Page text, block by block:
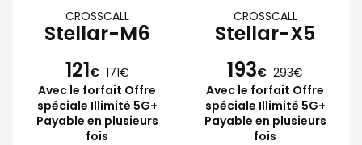
CROSSCALL
Stellar-M6
121€ 171
Avec le forfait Offre
spéciale Illimité 5G+
Payable en plusieurs
fois
CROSSCALL
Stellar-X5
193€ 293
Avec le forfait Offre
spéciale Illimité 5G+
Payable en plusieurs
fois